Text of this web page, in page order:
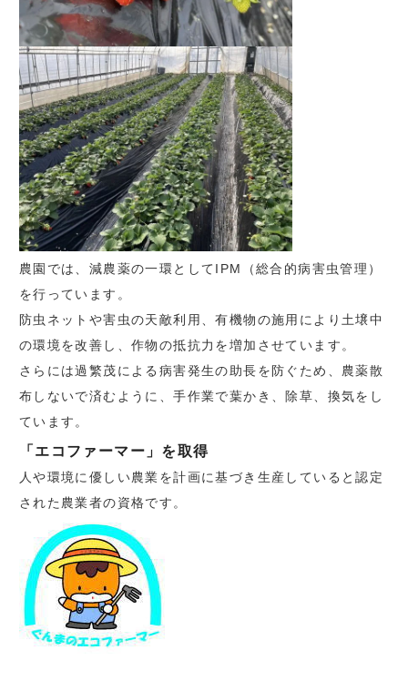
農園では、減農薬の一環としてIPM（総合的病害虫管理）
を行っています。
防虫ネットや害虫の天敵利用、有機物の施用により土壌中
の環境を改善し、作物の抵抗力を増加させています。
さらには過繁茂による病害発生の助長を防ぐため、農薬散
布しないで済むように、手作業で葉かき、除草、換気をし
ています。
「エコファーマー」を取得
人や環境に優しい農業を計画に基づき生産していると認定
された農業者の資格です。